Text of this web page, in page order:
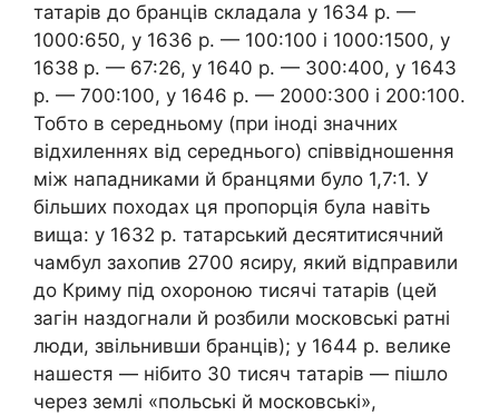
татарів до бранців складала у 1634 р. —
1000:650, у 1636 р. — 100:100 і 1000:1500, у
1638 р. — 67:26, у 1640 р. — 300:400, у 1643
р. — 700:100, у 1646 р. — 2000:300 і 200:100.
Тобто в середньому (при іноді значних
відхиленнях від середнього) співвідношення
між нападниками й бранцями було 1,7:1. У
більших походах ця пропорція була навіть
вища: у 1632 р. татарський десятитисячний
чамбул захопив 2700 ясиру, який відправили
до Криму під охороною тисячі татарів (цей
загін наздогнали й розбили московські ратні
люди, звільнивши бранців); у 1644 р. велике
нашестя — нібито 30 тисяч татарів — пішло
через землі «польські й московські»,